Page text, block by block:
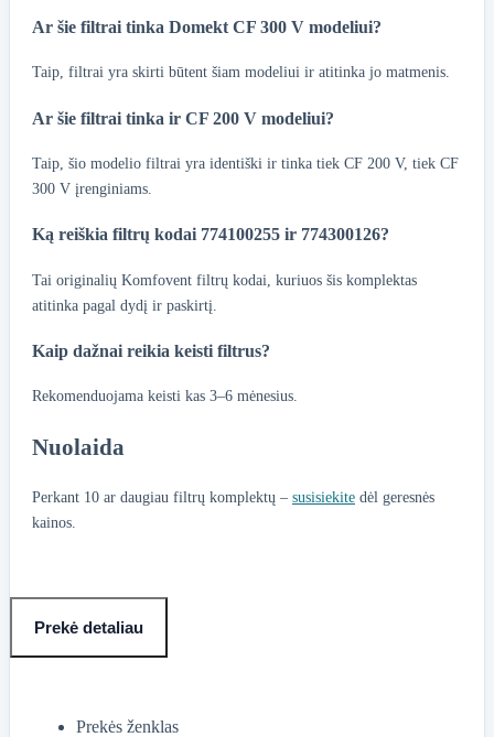
Ar šie filtrai tinka Domekt CF 300 V modeliui?
Taip, filtrai yra skirti būtent šiam modeliui ir atitinka jo matmenis.
Ar šie filtrai tinka ir CF 200 V modeliui?
Taip, šio modelio filtrai yra identiški ir tinka tiek CF 200 V, tiek CF
300 V įrenginiams.
Ką reiškia filtrų kodai 774100255 ir 774300126?
Tai originalių Komfovent filtrų kodai, kuriuos šis komplektas
atitinka pagal dydį ir paskirtį.
Kaip dažnai reikia keisti filtrus?
Rekomenduojama keisti kas 3–6 mėnesius.
Nuolaida
Perkant 10 ar daugiau filtrų komplektų – susisiekite dėl geresnės
kainos.
Prekė detaliau
Prekės ženklas